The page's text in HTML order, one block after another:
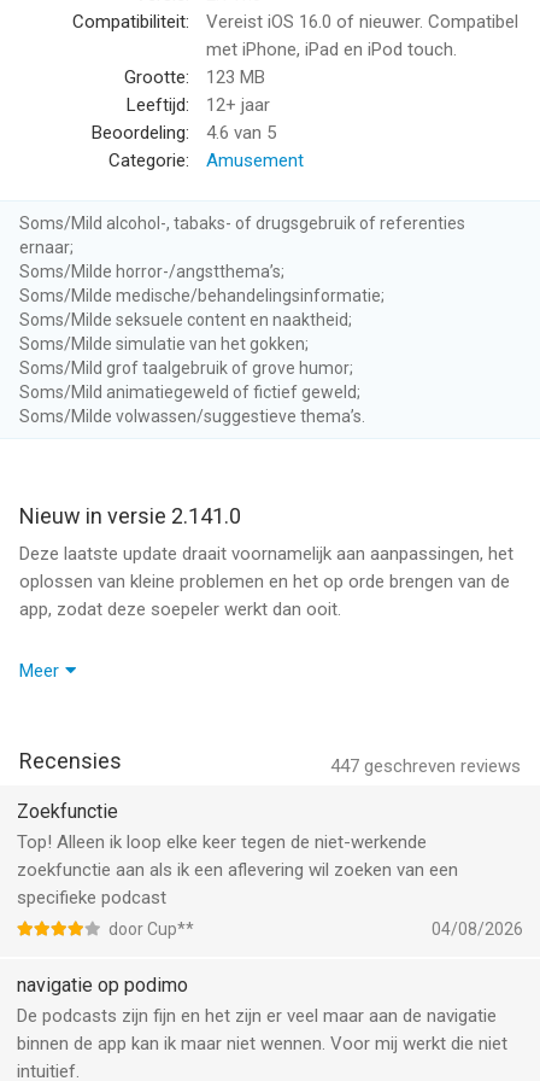
Dol op een aflevering? Sta je te popelen om je mening te delen?
Dat kan! Reageer met emoji's, laat reacties achter bij
afleveringen, en kom in contact met je favoriete
podcastmakers!
INTERACTIEVE POLLS
meningen en help toekomstige content te creëren. Deze
functie wordt nu gelanceerd in een paar afleveringen, maar we
werken eraan om deze uit te breiden naar meer afleveringen.
Mis je kans niet om mee te doen en je stem te laten horen!"
DON’T JUST LISTEN, WATCH!
Sommige van je favoriete makers zijn nu ook in volledige video
beschikbaar. Het kijken naar podcasts tilt de ervaring naar een
hoger niveau. De hosts en gasten zien lachen, praten en
LUISTER OFFLINE, WAAR JE OOK BENT
internetverbinding tijdens het reizen. Je kunt je shows ook
afspelen in de auto via CarPlay, voor een veiligere, soepelere en
leukere rit naar huis.
VAL IN SLAAP (EN BLIJF SLAPEN) MET ONZE SLEEP TIMER
met het afspelen van je podcast of audioboek, zodat je rustig
JE EIGEN BIBLIOTHEEK
Al je favoriete shows en boeken op één plek. Elke keer dat je
een podcast of audioboek opslaat, kun je ze eenvoudig
terugvinden in je persoonlijke bibliotheek. Hier vind je ook al je
WAAROM PREMIUM?
• Toegang tot prijswinnende shows die je nergens anders hoort
• Luister naar alle Podimo-exclusieve shows zonder
Compatibiliteit:
Vereist iOS 16.0 of nieuwer. Compatibel
met iPhone, iPad en iPod touch.
Grootte:
123 MB
Leeftijd:
12+ jaar
Beoordeling:
4.6 van 5
Categorie:
Amusement
Soms/Mild alcohol-, tabaks- of drugsgebruik of referenties
ernaar;
Soms/Milde horror-/angstthema’s;
Soms/Milde medische/behandelingsinformatie;
Soms/Milde seksuele content en naaktheid;
Soms/Milde simulatie van het gokken;
Soms/Mild grof taalgebruik of grove humor;
Soms/Mild animatiegeweld of fictief geweld;
Soms/Milde volwassen/suggestieve thema’s.
Nieuw in versie 2.141.0
Deze laatste update draait voornamelijk aan aanpassingen, het
oplossen van kleine problemen en het op orde brengen van de
app, zodat deze soepeler werkt dan ooit.
Wij hopen dat je veel plezier zult beleven aan deze nieuwe
zullen uitbrengen.
Blijf gezond, blijf veilig en geniet van het luisteren.
De beste wensen,
Team Podimo
Meer
447 geschreven reviews
Recensies
Zoekfunctie
Top! Alleen ik loop elke keer tegen de niet-werkende
zoekfunctie aan als ik een aflevering wil zoeken van een
specifieke podcast
door Cup** 04/08/2026
navigatie op podimo
De podcasts zijn fijn en het zijn er veel maar aan de navigatie
binnen de app kan ik maar niet wennen. Voor mij werkt die niet
intuitief.